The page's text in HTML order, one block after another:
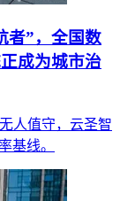
者”，全国数
成为城市治
人值守，云圣智
基线。